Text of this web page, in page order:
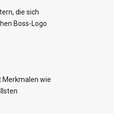
die sich
Boss-Logo
Merkmalen wie